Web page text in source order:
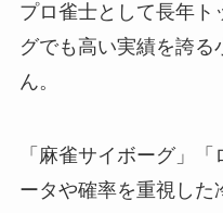
プロ雀士として長年ト
グでも高い実績を誇る
ん。
「麻雀サイボーグ」
ータや確率を重視した